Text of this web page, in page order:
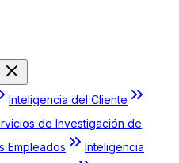
Inteligencia del Cliente
de Investigación de
Empleados
Inteligencia